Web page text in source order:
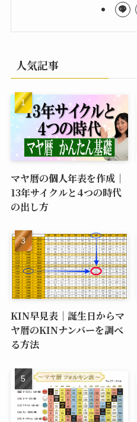
人気記事
マヤ暦の個人年表を作成｜
13年サイクルと4つの時代
の出し方
KIN早見表｜誕生日からマ
ヤ暦のKINナンバーを調べ
る方法